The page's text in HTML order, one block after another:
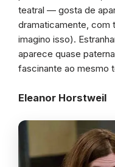
teatral — gosta de
dramaticamente, com
imagino isso).
aparece quase
fascinante ao mesmo
Eleanor Horstweil